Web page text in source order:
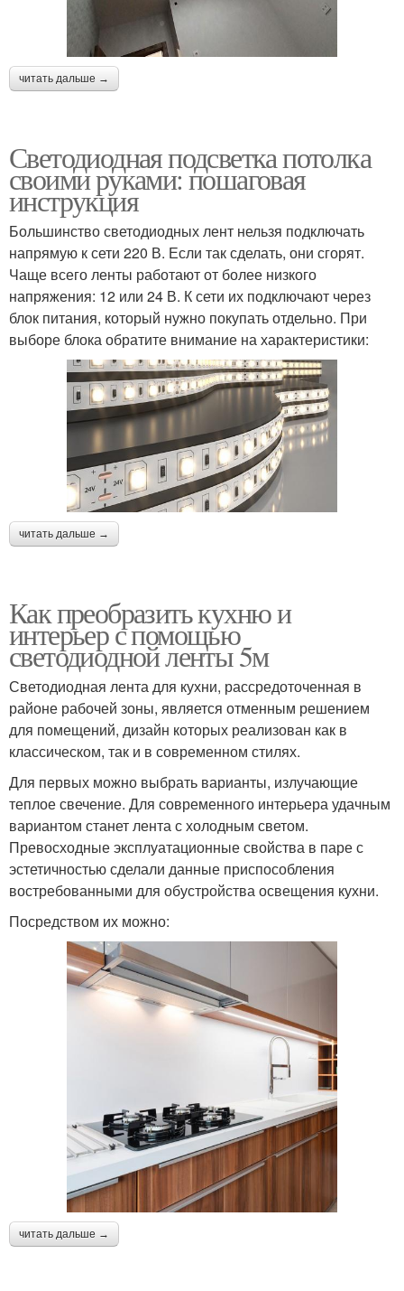
читать дальше →
Светодиодная подсветка потолка
своими руками: пошаговая
инструкция
Большинство светодиодных лент нельзя подключать
напрямую к сети 220 В. Если так сделать, они сгорят.
Чаще всего ленты работают от более низкого
напряжения: 12 или 24 В. К сети их подключают через
блок питания, который нужно покупать отдельно. При
выборе блока обратите внимание на характеристики:
читать дальше →
Как преобразить кухню и
интерьер с помощью
светодиодной ленты 5м
Светодиодная лента для кухни, рассредоточенная в
районе рабочей зоны, является отменным решением
для помещений, дизайн которых реализован как в
классическом, так и в современном стилях.
Для первых можно выбрать варианты, излучающие
теплое свечение. Для современного интерьера удачным
вариантом станет лента с холодным светом.
Превосходные эксплуатационные свойства в паре с
эстетичностью сделали данные приспособления
востребованными для обустройства освещения кухни.
Посредством их можно:
читать дальше →